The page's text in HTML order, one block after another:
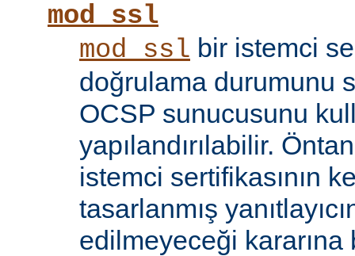
mod_ssl
mod_ssl bir istemci
doğrulama durumunu
OCSP sunucusunu
yapılandırılabilir.
istemci sertifikasının
tasarlanmış
edilmeyeceği kararına